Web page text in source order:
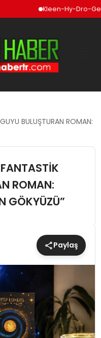
Kleen-Hy-Dro-Gen
BULUŞTURAN ROMAN:
ROMAN:
GÖKYÜZÜ”
Paylaş